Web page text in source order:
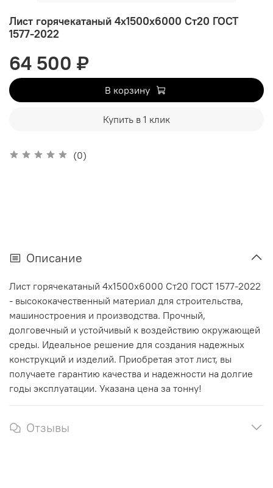
Лист горячекатаный 4х1500х6000 Ст20 ГОСТ
1577-2022
(0)
64 500 ₽
В корзину
Купить в 1 клик
Описание
Лист горячекатаный 4х1500х6000 Ст20 ГОСТ 1577-2022
- высококачественный материал для строительства,
машиностроения и производства. Прочный,
долговечный и устойчивый к воздействию окружающей
среды. Идеальное решение для создания надежных
конструкций и изделий. Приобретая этот лист, вы
получаете гарантию качества и надежности на долгие
годы эксплуатации. Указана цена за тонну!
Отзывы